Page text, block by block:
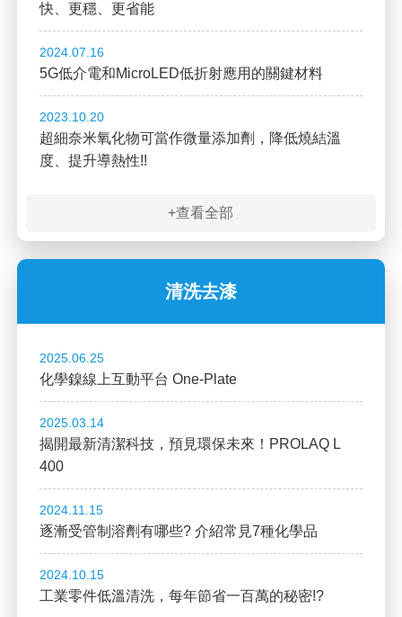
快、更穩、更省能
2024.07.16
5G低介電和MicroLED低折射應用的關鍵材料
2023.10.20
超細奈米氧化物可當作微量添加劑，降低燒結溫
度、提升導熱性!!
+查看全部
清洗去漆
2025.06.25
化學鎳線上互動平台 One-Plate
2025.03.14
揭開最新清潔科技，預見環保未來！PROLAQ L
400
2024.11.15
逐漸受管制溶劑有哪些? 介紹常見7種化學品
2024.10.15
工業零件低溫清洗，每年節省一百萬的秘密!?